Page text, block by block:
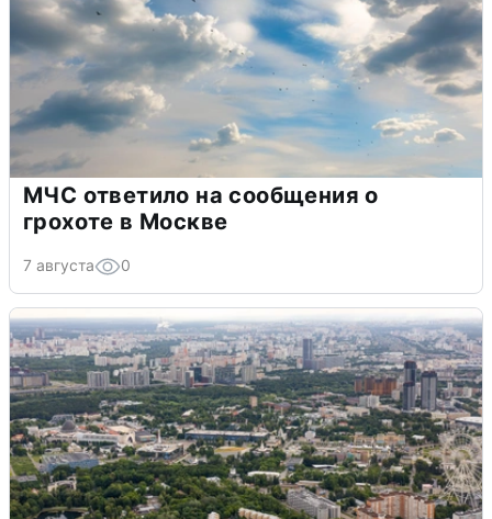
МЧС ответило на сообщения о
грохоте в Москве
7 августа 0